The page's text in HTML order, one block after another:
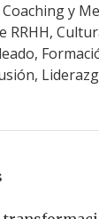
y
RRHH,